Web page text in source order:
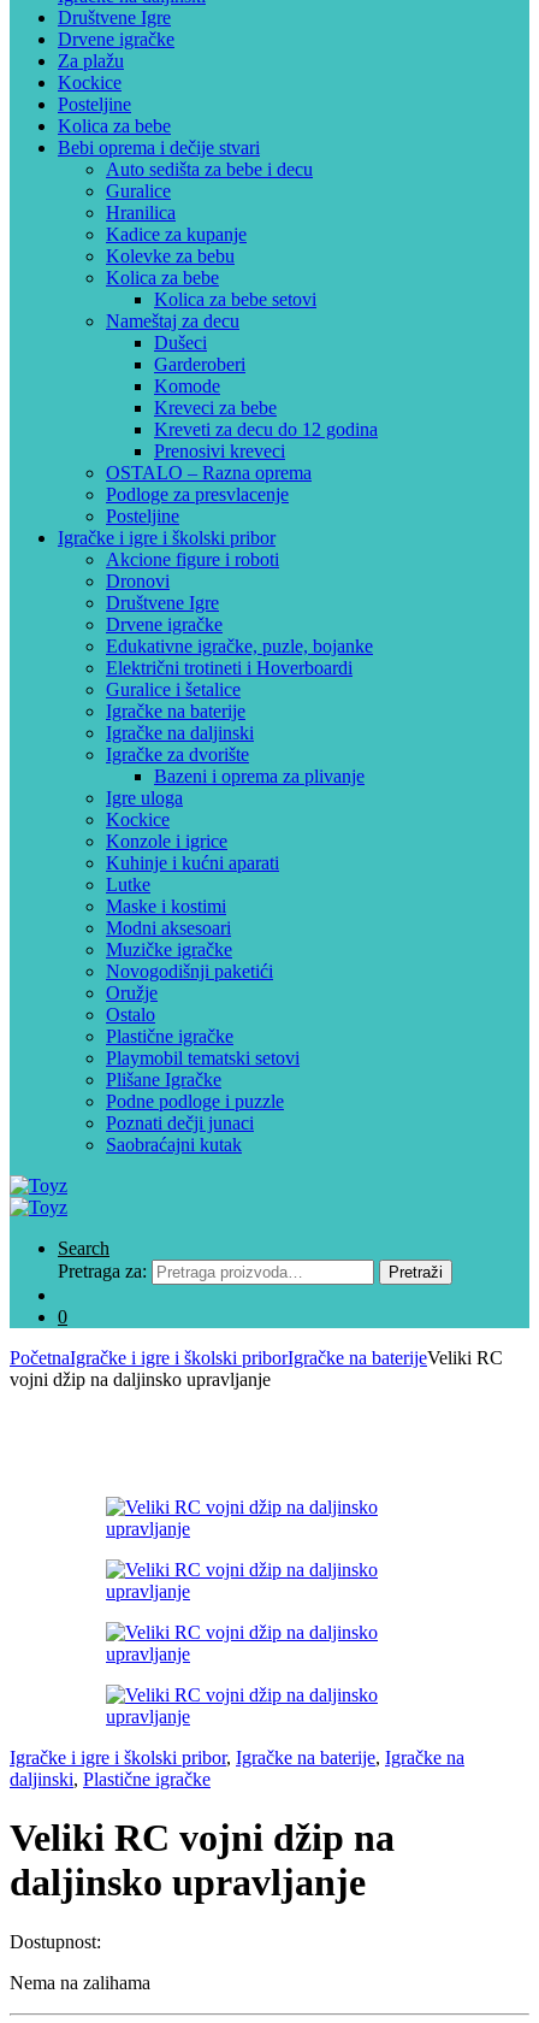
Društvene Igre
Drvene igračke
Za plažu
Kockice
Posteljine
Kolica za bebe
Bebi oprema i dečije stvari
Auto sedišta za bebe i decu
Guralice
Hranilica
Kadice za kupanje
Kolevke za bebu
Kolica za bebe
Kolica za bebe setovi
Nameštaj za decu
Dušeci
Garderoberi
Komode
Kreveci za bebe
Kreveti za decu do 12 godina
Prenosivi kreveci
OSTALO – Razna oprema
Podloge za presvlacenje
Posteljine
Igračke i igre i školski pribor
Akcione figure i roboti
Dronovi
Društvene Igre
Drvene igračke
Edukativne igračke, puzle, bojanke
Električni trotineti i Hoverboardi
Guralice i šetalice
Igračke na baterije
Igračke na daljinski
‎Igračke za dvorište
Bazeni i oprema za plivanje
Igre uloga
Kockice
Konzole i igrice
Kuhinje i kućni aparati
Lutke
Maske i kostimi
Modni aksesoari
Muzičke igračke
Novogodišnji paketići
Oružje
Ostalo
Plastične igračke
Playmobil tematski setovi
Plišane Igračke
Podne podloge i puzzle
Poznati dečji junaci
Saobraćajni kutak
Search
Pretraga za:
Pretraži
0
PočetnaIgračke i igre i školski priborIgračke na baterijeVeliki RC
vojni džip na daljinsko upravljanje
Igračke i igre i školski pribor, Igračke na baterije, Igračke na
daljinski, Plastične igračke
Veliki RC vojni džip na
daljinsko upravljanje
Dostupnost:
Nema na zalihama